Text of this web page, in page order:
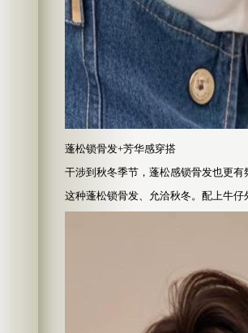
蓬松锁骨发+芳华感穿搭
干涉到秋冬季节，蓬松感锁骨发也更
这种蓬松锁骨发、允洽秋冬。配上牛